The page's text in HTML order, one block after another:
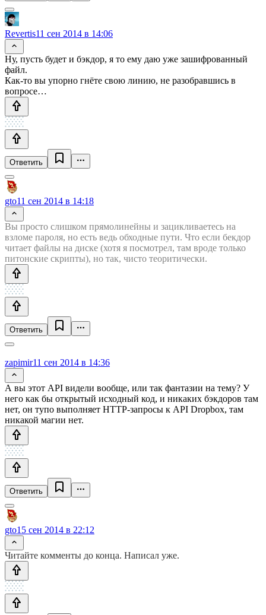
Revertis11 сен 2014 в 14:06
Ну, пусть будет и бэкдор, я то ему даю уже зашифрованный
файл.
Как-то вы упорно гнёте свою линию, не разобравшись в
вопросе…
Ответить
gto11 сен 2014 в 14:18
Вы просто слишком прямолинейны и зацикливаетесь на
взломе пароля, но есть ведь обходные пути. Что если бекдор
читает файлы на диске (хотя я посмотрел, там вроде только
питонские скрипты), но так, чисто теоритически.
Ответить
zapimir11 сен 2014 в 14:36
А вы этот API видели вообще, или так фантазии на тему? У
него как бы открытый исходный код, и никаких бэкдоров там
нет, он тупо выполняет HTTP-запросы к API Dropbox, там
никакой магии нет.
Ответить
gto15 сен 2014 в 22:12
Читайте комменты до конца. Написал уже.